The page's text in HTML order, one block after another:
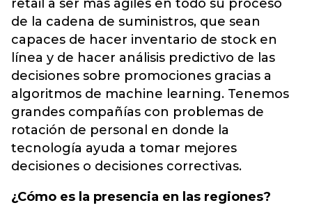
retail a ser más ágiles en todo su proceso
de la cadena de suministros, que sean
capaces de hacer inventario de stock en
línea y de hacer análisis predictivo de las
decisiones sobre promociones gracias a
algoritmos de machine learning. Tenemos
grandes compañías con problemas de
rotación de personal en donde la
tecnología ayuda a tomar mejores
decisiones o decisiones correctivas.
¿Cómo es la presencia en las regiones?